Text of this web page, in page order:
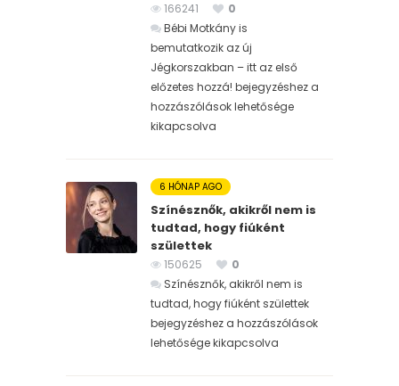
166241
0
Bébi Motkány is
bemutatkozik az új
Jégkorszakban – itt az első
előzetes hozzá! bejegyzéshez a
hozzászólások lehetősége
kikapcsolva
6 HÓNAP AGO
Színésznők, akikről nem is
tudtad, hogy fiúként
születtek
150625
0
Színésznők, akikről nem is
tudtad, hogy fiúként születtek
bejegyzéshez a hozzászólások
lehetősége kikapcsolva